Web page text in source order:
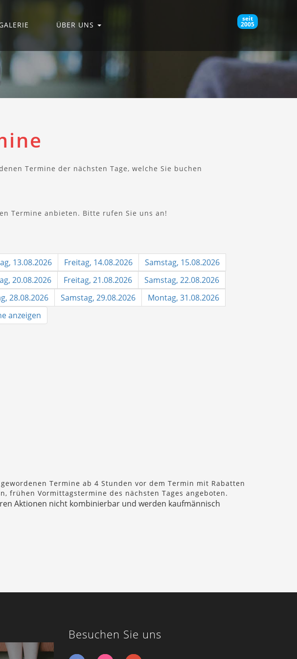
ÜBER UNS
seit
2005
Termine der nächsten Tage, welche Sie buchen
Termine anbieten. Bitte rufen Sie uns an!
13.08.2026 Freitag, 14.08.2026
Samstag, 15.08.2026
20.08.2026 Freitag, 21.08.2026
Samstag, 22.08.2026
28.08.2026 Samstag, 29.08.2026
Montag, 31.08.2026
anzeigen
Termine ab 4 Stunden vor dem Termin mit Rabatten
frühen Vormittagstermine des nächsten Tages angeboten.
Aktionen nicht kombinierbar und werden kaufmännisch
Besuchen Sie uns